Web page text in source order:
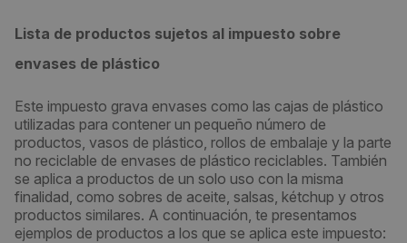
Lista de productos sujetos al impuesto sobre
envases de plástico
Este impuesto grava envases como las cajas de plástico
utilizadas para contener un pequeño número de
productos, vasos de plástico, rollos de embalaje y la parte
no reciclable de envases de plástico reciclables. También
se aplica a productos de un solo uso con la misma
finalidad, como sobres de aceite, salsas, kétchup y otros
productos similares. A continuación, te presentamos
ejemplos de productos a los que se aplica este impuesto: